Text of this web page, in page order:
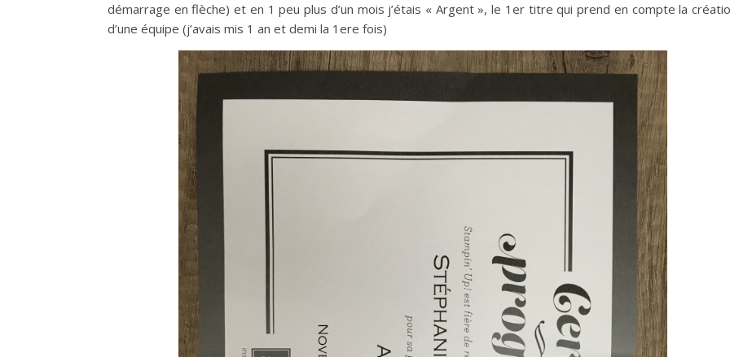
démarrage en flèche) et en 1 peu plus d’un mois j’étais « Argent », le 1er titre qui prend en compte la
d’une équipe (j’avais mis 1 an et demi la 1ere fois)